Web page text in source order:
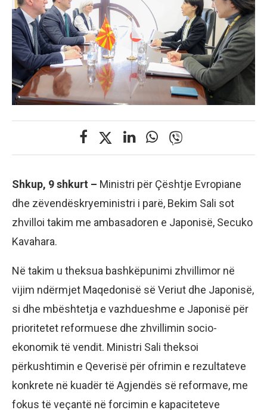
Shkup, 9 shkurt – Ministri për Çështje Evropiane
dhe zëvendëskryeministri i parë, Bekim Sali sot
zhvilloi takim me ambasadoren e Japonisë, Secuko
Kavahara.
Në takim u theksua bashkëpunimi zhvillimor në
vijim ndërmjet Maqedonisë së Veriut dhe Japonisë,
si dhe mbështetja e vazhdueshme e Japonisë për
prioritetet reformuese dhe zhvillimin socio-
ekonomik të vendit. Ministri Sali theksoi
përkushtimin e Qeverisë për ofrimin e rezultateve
konkrete në kuadër të Agjendës së reformave, me
fokus të veçantë në forcimin e kapaciteteve